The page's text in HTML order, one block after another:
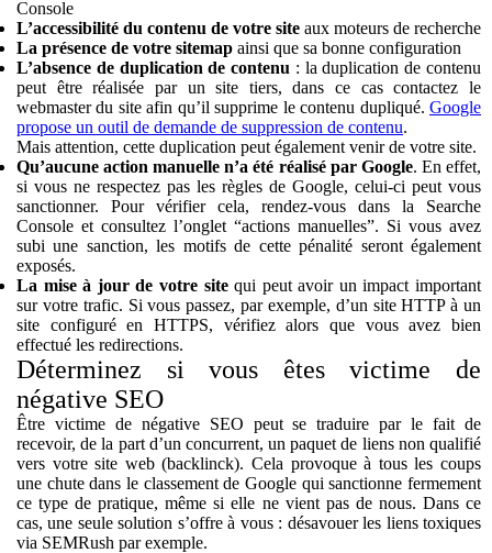
Console
L’accessibilité du contenu de votre site aux moteurs de recherche
La présence de votre sitemap ainsi que sa bonne configuration
L’absence de duplication de contenu : la duplication de contenu
peut être réalisée par un site tiers, dans ce cas contactez le
webmaster du site afin qu’il supprime le contenu dupliqué. Google
propose un outil de demande de suppression de contenu.
Mais attention, cette duplication peut également venir de votre site.
Qu’aucune action manuelle n’a été réalisé par Google. En effet,
si vous ne respectez pas les règles de Google, celui-ci peut vous
sanctionner. Pour vérifier cela, rendez-vous dans la Searche
Console et consultez l’onglet “actions manuelles”. Si vous avez
subi une sanction, les motifs de cette pénalité seront également
exposés.
La mise à jour de votre sitequi peut avoir un impact important
sur votre trafic. Si vous passez, par exemple, d’un site HTTP à un
site configuré en HTTPS, vérifiez alors que vous avez bien
effectué les redirections.
Déterminez si vous êtes victime de
négative SEO
Être victime de négative SEO peut se traduire par le fait de
recevoir, de la part d’un concurrent, un paquet de liens non qualifié
vers votre site web (backlinck). Cela provoque à tous les coups
une chute dans le classement de Google qui sanctionne fermement
ce type de pratique, même si elle ne vient pas de nous. Dans ce
cas, une seule solution s’offre à vous : désavouer les liens toxiques
via SEMRush par exemple.